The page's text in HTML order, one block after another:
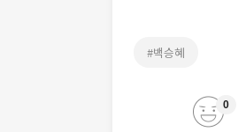
#백승혜
0